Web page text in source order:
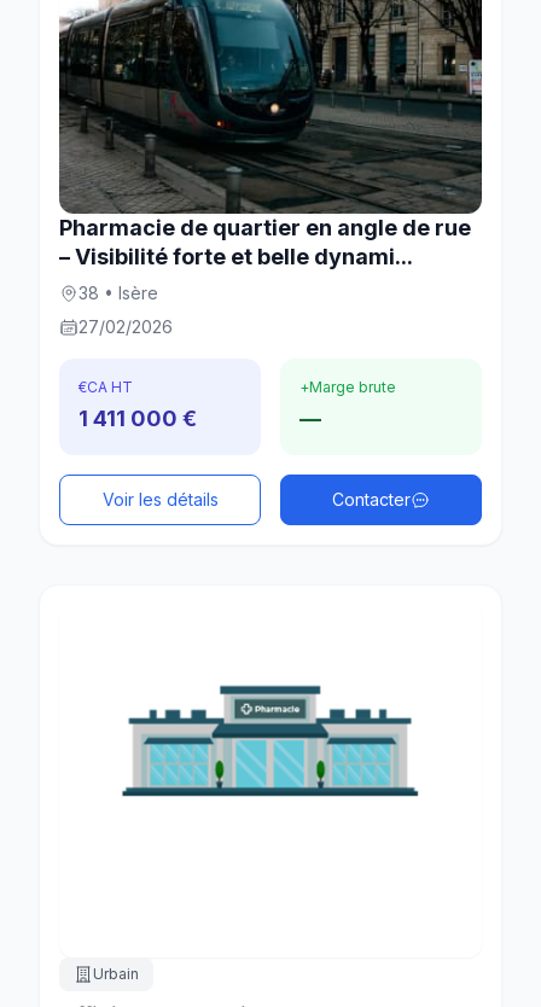
Pharmacie de quartier en angle de rue
– Visibilité forte et belle dynami...
38 • Isère
27/02/2026
€CA HT
1 411 000 €
+Marge brute
—
Voir les détails Contacter
Urbain